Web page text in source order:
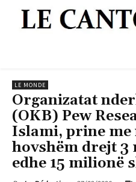
LE MONDE
Organizatat
(OKB) Pew
Islami, prine me
hovshëm drejt
edhe 15 milionë